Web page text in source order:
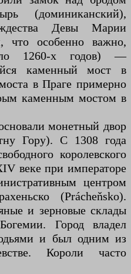
(доминиканский),
Девы Марии
что особенно важно,
1260-х годов) —
каменный мост в
в Праге примерно
каменным мостом в
монетный двор
Гору). С 1308 года
королевского
веке при императоре
центром
(Prácheňsko).
и зерновые склады
Город владел
и был одним из
Короли часто